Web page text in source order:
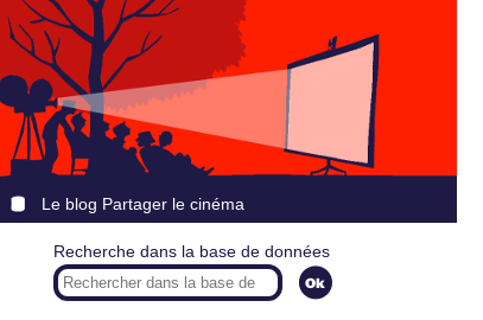
Le blog Partager le cinéma
Recherche dans la base de données